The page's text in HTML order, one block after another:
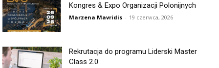
Kongres & Expo Organizacji Polonijnych
Marzena Mavridis - 19 czerwca, 2026
Rekrutacja do programu Liderski Master
Class 2.0